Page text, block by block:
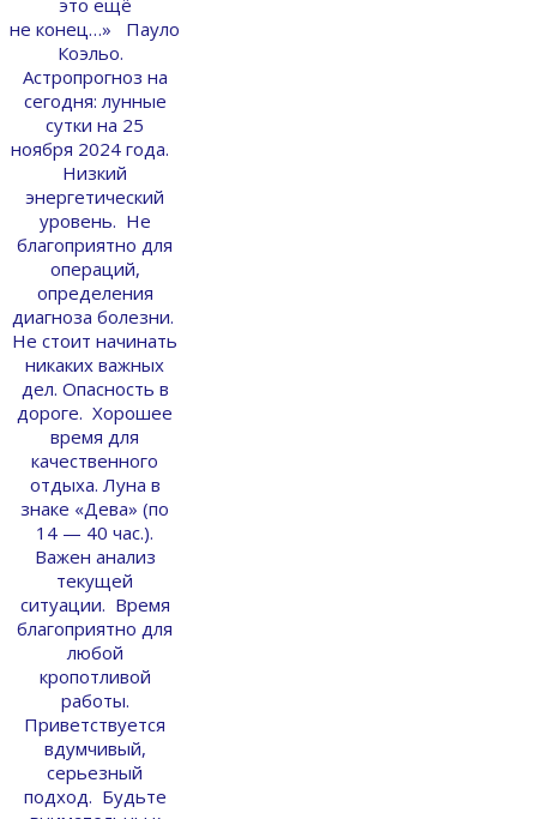
это ещё
не конец…» Пауло
Коэльо.
Астропрогноз на
сегодня: лунные
сутки на 25
ноября 2024 года.
Низкий
энергетический
уровень. Не
благоприятно для
операций,
определения
диагноза болезни.
Не стоит начинать
никаких важных
дел. Опасность в
дороге. Хорошее
время для
качественного
отдыха. Луна в
знаке «Дева» (по
14 — 40 час.).
Важен анализ
текущей
ситуации. Время
благоприятно для
любой
кропотливой
работы.
Приветствуется
вдумчивый,
серьезный
подход. Будьте